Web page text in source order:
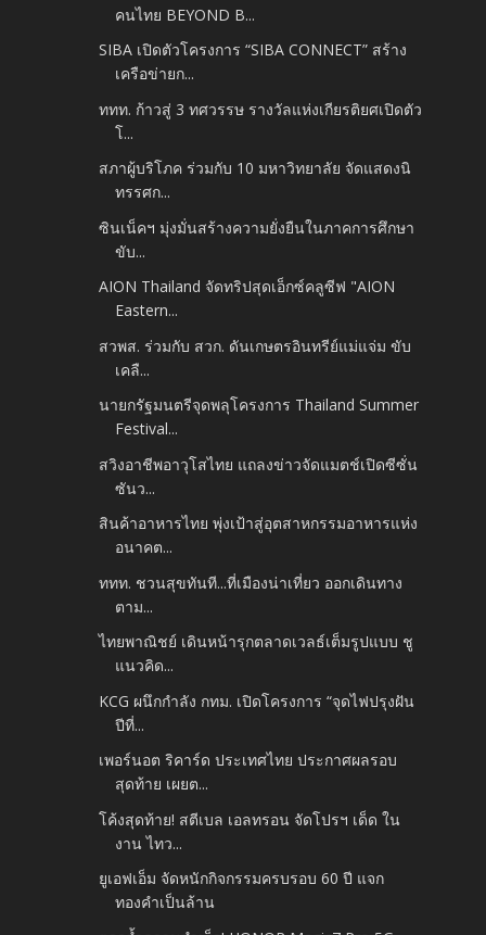
คนไทย BEYOND B...
SIBA เปิดตัวโครงการ “SIBA CONNECT” สร้าง
เครือข่ายก...
ททท. ก้าวสู่ 3 ทศวรรษ รางวัลแห่งเกียรติยศเปิดตัว
โ...
สภาผู้บริโภค ร่วมกับ 10 มหาวิทยาลัย จัดแสดงนิ
ทรรศก...
ซินเน็คฯ มุ่งมั่นสร้างความยั่งยืนในภาคการศึกษา
ขับ...
AION Thailand จัดทริปสุดเอ็กซ์คลูซีฟ "AION
Eastern...
สวพส. ร่วมกับ สวก. ดันเกษตรอินทรีย์แม่แจ่ม ขับ
เคลื...
นายกรัฐมนตรีจุดพลุโครงการ Thailand Summer
Festival...
สวิงอาชีพอาวุโสไทย แถลงข่าวจัดแมตช์เปิดซีซั่น
ซันว...
สินค้าอาหารไทย พุ่งเป้าสู่อุตสาหกรรมอาหารแห่ง
อนาคต...
ททท. ชวนสุขทันที...ที่เมืองน่าเที่ยว ออกเดินทาง
ตาม...
ไทยพาณิชย์ เดินหน้ารุกตลาดเวลธ์เต็มรูปแบบ ชู
แนวคิด...
KCG ผนึกกำลัง กทม. เปิดโครงการ “จุดไฟปรุงฝัน
ปีที่...
เพอร์นอต ริคาร์ด ประเทศไทย ประกาศผลรอบ
สุดท้าย เผยต...
โค้งสุดท้าย! สตีเบล เอลทรอน จัดโปรฯ เด็ด ใน
งาน ไทว...
ยูเอฟเอ็ม จัดหนักกิจกรรมครบรอบ 60 ปี แจก
ทองคำเป็นล้าน